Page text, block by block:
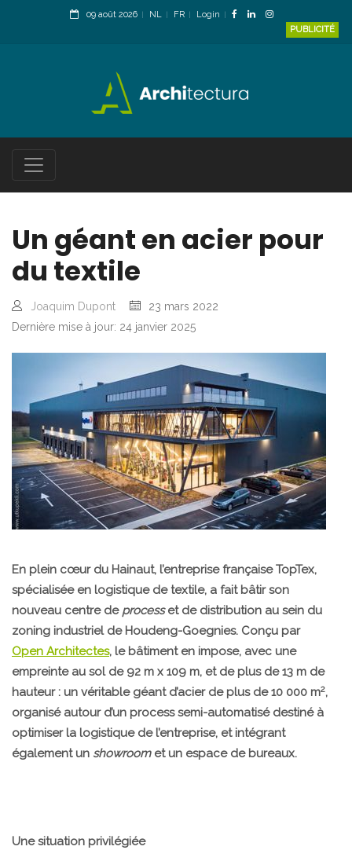
09 août 2026 NL FR
Login
PUBLICITÉ
Un géant en acier pour
du textile
Joaquim Dupont
23 mars 2022
Dernière mise à jour: 24 janvier 2025
En plein cœur du Hainaut, l’entreprise française TopTex,
spécialisée en logistique de textile, a fait bâtir son
nouveau centre de processet de distribution au sein du
zoning industriel de Houdeng-Goegnies. Conçu par
Open Architectes, le bâtiment en impose, avec une
empreinte au sol de 92 m x 109 m, et de plus de 13 m de
hauteur : un véritable géant d’acier de plus de 10 000 m2,
organisé autour d’un process semi-automatisé destiné à
optimiser la logistique de l’entreprise, et intégrant
également un showroomet un espace de bureaux.
Une situation privilégiée